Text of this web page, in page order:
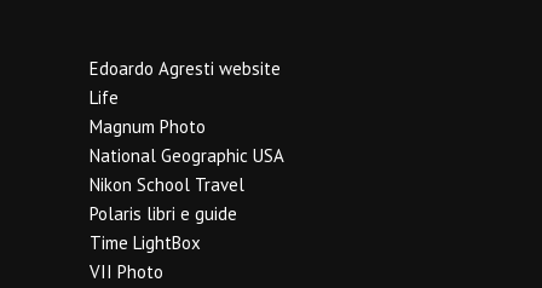
Edoardo Agresti website
Life
Magnum Photo
National Geographic USA
Nikon School Travel
Polaris libri e guide
Time LightBox
VII Photo